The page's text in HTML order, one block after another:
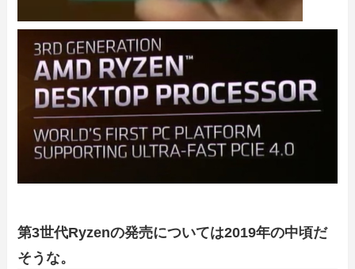
第3世代Ryzenの発売については2019年の中頃だ
そうな。